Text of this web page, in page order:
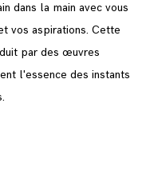
dans la main avec vous
vos aspirations. Cette
par des œuvres
l'essence des instants